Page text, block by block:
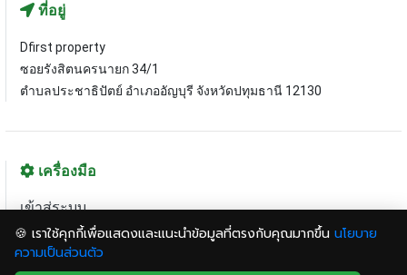
🍪 เราใช้คุกกี้เพื่อแสดงและแนะนำข้อมูลที่ตรงกับคุณมากขึ้น นโยบาย
ความเป็นส่วนตัว
ที่อยู่
Dfirst property
ซอยรังสิตนครนายก 34/1
ตำบลประชาธิปัตย์ อำเภออัญบุรี จังหวัดปทุมธานี 12130
เครื่องมือ
เข้าสู่ระบบ
ฝากทรัพย์กับเรา
แผนที่เว็บไซต์